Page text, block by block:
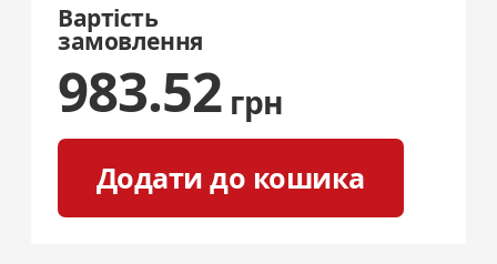
Вартість
замовлення
983.52 грн
Додати до кошика